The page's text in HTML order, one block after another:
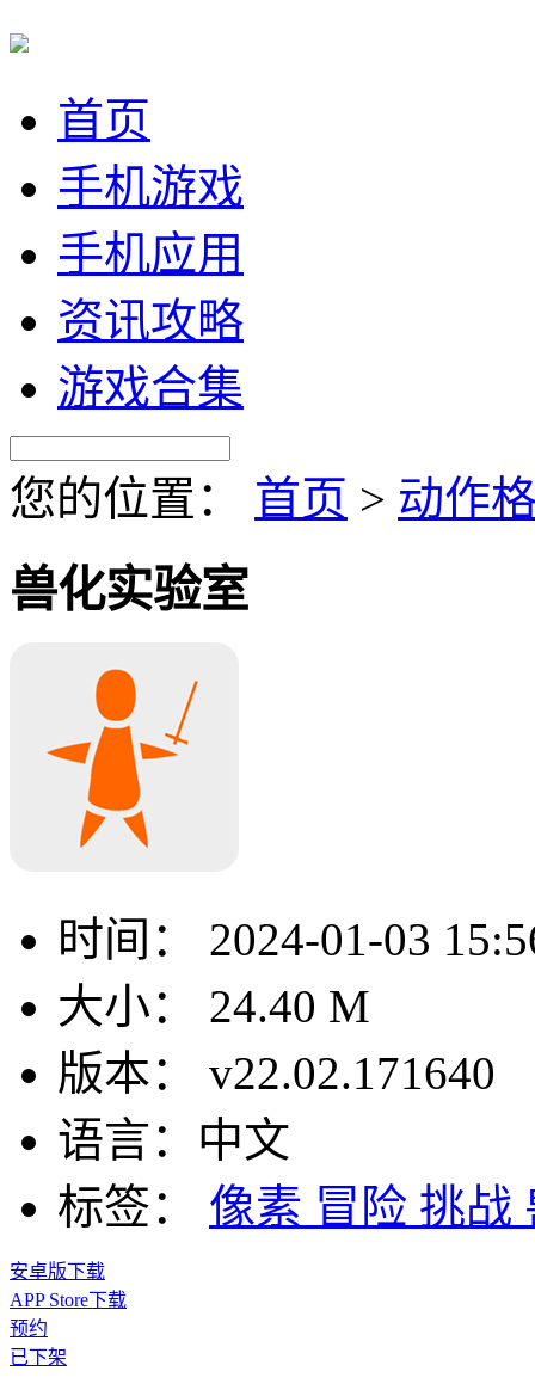
首页
手机游戏
手机应用
资讯攻略
游戏合集
您的位置： 首页 > 动作
兽化实验室
时间：
2024-01-03
大小：
24.40 M
版本：
v22.02.171640
语言： 中文
标签：
像素 冒险 挑战
安卓版下载
APP Store下载
预约
已下架